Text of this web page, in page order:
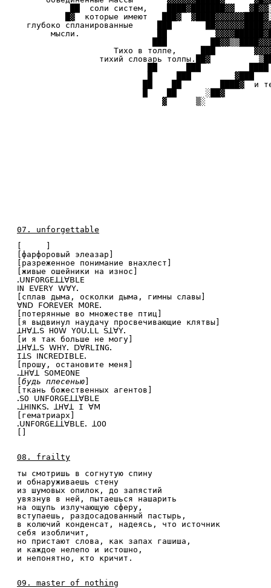
██ соли систем,
█▓ которые имеют ███▓
глубоко спланированные ███
мысли. ██
███
Тихо в толпе, ███
тихий словарь толпы.██▓
█ ███ ▓███ В молельной
██ ██ ████▓ и театры
█ ██ ░██▓
▓ ▒░ ██
07. unforgettable
[фарфоровый элеазар]
[разреженное понимание внахлест]
[живые ошейники на износ]
ꓸꓴNFORGEꓕꓕꓯꓐLE
ꓲN ꓰVERY ꓪꓯYꓸ
[сплав дыма, осколки дыма, гимны славы]
ꓯNꓓ FꓳREVꓰR ꓟOREꓸ
[потерянные во множестве птиц]
[я выдвинул наудачу просвечивающие клятвы]
ꓕHꓯꓕꓸꓢ HOꓪ YOꓴꓸLꓡ ꓢꓕꓯYꓸ
[и я так больше не могу]
ꓕHꓯꓕꓸꓢ ꓪHYꓸ ꓓꓯRLINGꓸ
Iꓕꓢ ꓲNCRꓰꓓIꓐLEꓸ
[прошу, остановите меня]
ꓸꓕHꓯꓕ ꓢOꓟEONꓰ
будь плесенью
[ткань божественных агентов]
ꓸꓢO ꓴNFORGEꓕꓕꓯꓐLꓰ
ꓸꓕHꓲNꓗꓢꓸ ꓕHꓯꓕ I ꓯꓟ
[гематриарх]
ꓸꓴNFORGEꓕꓕꓯꓐLEꓸ ꓕOO
08. frailty
ты смотришь в согнутую спину
и обнаруживаешь стену
из шумовых опилок, до запястий
увязнув в ней, пытаешься нашарить
на ощупь излучающую сферу,
вступаешь, раздосадованный пастырь,
в колючий конденсат, надеясь, что источник
себя изобличит,
но пристают слова, как запах гашиша,
и каждое нелепо и истошно,
и непонятно, кто кричит.
09. master of nothing